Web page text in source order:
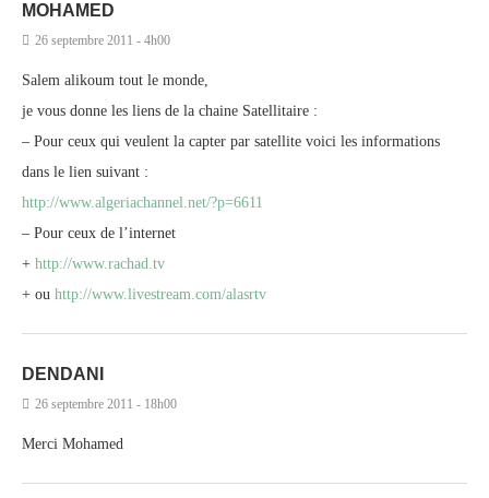
MOHAMED
26 septembre 2011 - 4h00
Salem alikoum tout le monde,
je vous donne les liens de la chaine Satellitaire :
– Pour ceux qui veulent la capter par satellite voici les informations
dans le lien suivant :
http://www.algeriachannel.net/?p=6611
– Pour ceux de l’internet
+ http://www.rachad.tv
+ ou http://www.livestream.com/alasrtv
DENDANI
26 septembre 2011 - 18h00
Merci Mohamed